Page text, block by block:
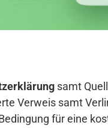
samt
Verweis samt
für eine